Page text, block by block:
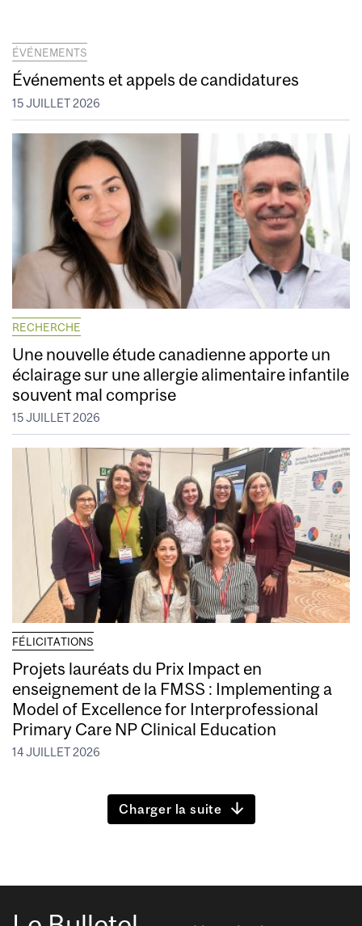
ÉVÉNEMENTS
Événements et appels de candidatures
15 JUILLET 2026
RECHERCHE
Une nouvelle étude canadienne apporte un
éclairage sur une allergie alimentaire infantile
souvent mal comprise
15 JUILLET 2026
FÉLICITATIONS
Projets lauréats du Prix Impact en
enseignement de la FMSS : Implementing a
Model of Excellence for Interprofessional
Primary Care NP Clinical Education
14 JUILLET 2026
Charger la suite